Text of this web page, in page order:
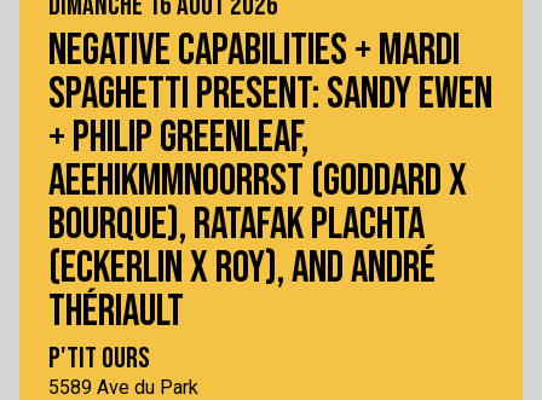
NEGATIVE CAPABILITIES + MARDI
SPAGHETTI PRESENT: SANDY EWEN
+ PHILIP GREENLEAF,
AEEHIKMMNOORRST (GODDARD X
BOURQUE), RATAFAK PLACHTA
(ECKERLIN X ROY), AND ANDRÉ
THÉRIAULT
P'TIT OURS
5589 Ave du Park